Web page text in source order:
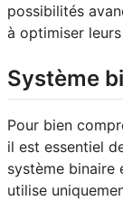
possibilités
à optimiser
Système
Pour bien
il est essentiel
système binaire
utilise